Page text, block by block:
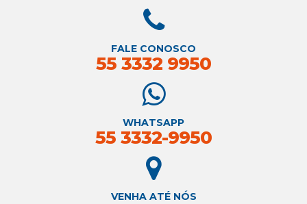
FALE CONOSCO
55 3332 9950
WHATSAPP
55 3332-9950
VENHA ATÉ NÓS